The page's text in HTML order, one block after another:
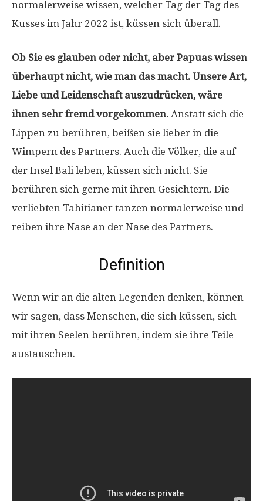
normalerweise wissen, welcher Tag der Tag des
Kusses im Jahr 2022 ist, küssen sich überall.
Ob Sie es glauben oder nicht, aber Papuas wissen
überhaupt nicht, wie man das macht. Unsere Art,
Liebe und Leidenschaft auszudrücken, wäre
ihnen sehr fremd vorgekommen. Anstatt sich die
Lippen zu berühren, beißen sie lieber in die
Wimpern des Partners. Auch die Völker, die auf
der Insel Bali leben, küssen sich nicht. Sie
berühren sich gerne mit ihren Gesichtern. Die
verliebten Tahitianer tanzen normalerweise und
reiben ihre Nase an der Nase des Partners.
Definition
Wenn wir an die alten Legenden denken, können
wir sagen, dass Menschen, die sich küssen, sich
mit ihren Seelen berühren, indem sie ihre Teile
austauschen.